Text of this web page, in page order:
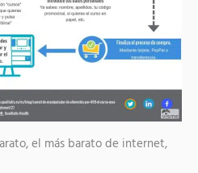
el más barato de internet,